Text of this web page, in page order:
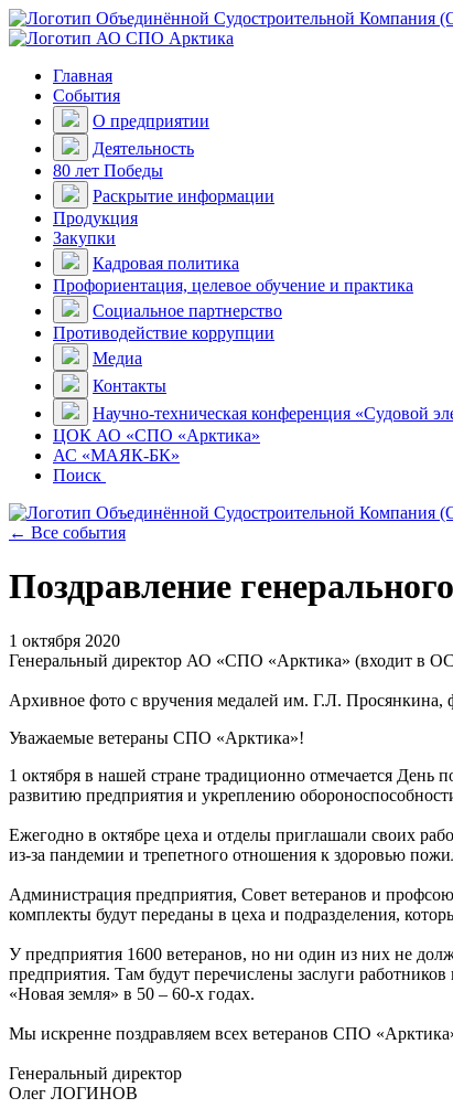
Главная
События
О предприятии
Деятельность
80 лет Победы
Раскрытие информации
Продукция
Закупки
Кадровая политика
Профориентация, целевое обучение и практика
Социальное партнерство
Противодействие коррупции
Медиа
Контакты
Научно-техническая конференция «Судовой
ЦОК АО «СПО «Арктика»
АС «МАЯК-БК»
Поиск
← Все события
Поздравление
1 октября 2020
Генеральный директор АО «СПО «Арктика» (входит в
Архивное фото с вручения медалей им. Г.Л. Просянкина,
Уважаемые ветераны СПО «Арктика»!
1 октября в нашей стране традиционно отмечается
развитию предприятия и укреплению
Ежегодно в октябре цеха и отделы приглашали своих
из-за пандемии и трепетного отношения к здоровью
Администрация предприятия, Совет ветеранов и
комплекты будут переданы в цеха и подразделения,
У предприятия 1600 ветеранов, но ни один из них не
предприятия. Там будут перечислены заслуги
«Новая земля» в 50 – 60-х годах.
Мы искренне поздравляем всех ветеранов СПО
Генеральный директор
Олег ЛОГИНОВ